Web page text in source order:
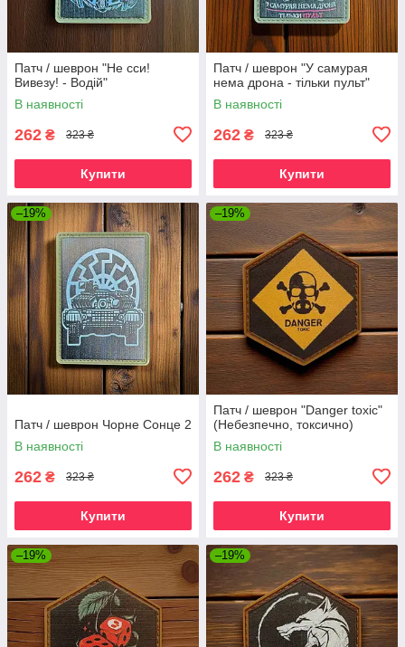
Патч / шеврон "Не сси!
Вивезу! - Водій"
В наявності
262 ₴ 323 ₴
Купити
Патч / шеврон "У самурая
нема дрона - тільки пульт"
В наявності
262 ₴ 323 ₴
Купити
–19%
Патч / шеврон Чорне Сонце 2
В наявності
262 ₴ 323 ₴
Купити
–19%
Патч / шеврон "Danger toxic"
(Небезпечно, токсично)
В наявності
262 ₴ 323 ₴
Купити
–19% –19%